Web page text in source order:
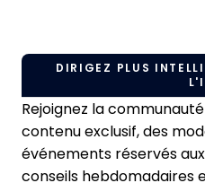
DIRIGEZ PLUS
Rejoignez la
contenu exclusif, des
événements réservés
conseils hebdomadaires